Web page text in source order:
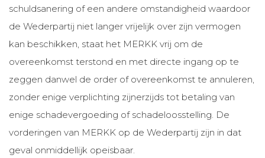
schuldsanering of een andere omstandigheid waardoor
de Wederpartij niet langer vrijelijk over zijn vermogen
kan beschikken, staat het MERKK vrij om de
overeenkomst terstond en met directe ingang op te
zeggen danwel de order of overeenkomst te annuleren,
zonder enige verplichting zijnerzijds tot betaling van
enige schadevergoeding of schadeloosstelling. De
vorderingen van MERKK op de Wederpartij zijn in dat
geval onmiddellijk opeisbaar.